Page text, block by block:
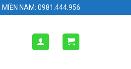
MIỀN NAM: 0981.444.956